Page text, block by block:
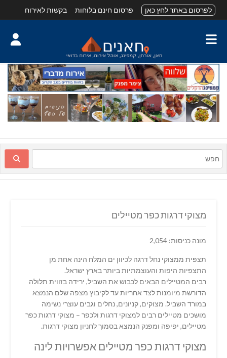
לפרסום באתר לחץ כאן פרסום חינם בלוחות בקשות לאירוח
מצוקי דרגות כפר מטיילים
מונה כניסות: 2,054
תצפית ממצוקי נחל דרגה לכיוון ים המלח הינה אחת מן
התצפיות היפות והעוצמתיות ביותר בארץ ישראל.
רבים המטיילים הבאים לכבוש את השביל, ירידה בזווית תלולה
הדורשת מיומנות לצד אחריות עד לקיבוץ מצפה שלם הנמצא
במורד השביל. מצוקים, קניונים, נחלים וגבים עוצרי נשימה
מושכים מטיילים רבים למצוקי דרגות ולכפר – מצוקי דרגות כפר
מטיילים, יפיפה ומפנק הנמצא בסמוך לחניון מצוקי דרגות.
מצוקי דרגות כפר מטיילים אפשרויות לינה